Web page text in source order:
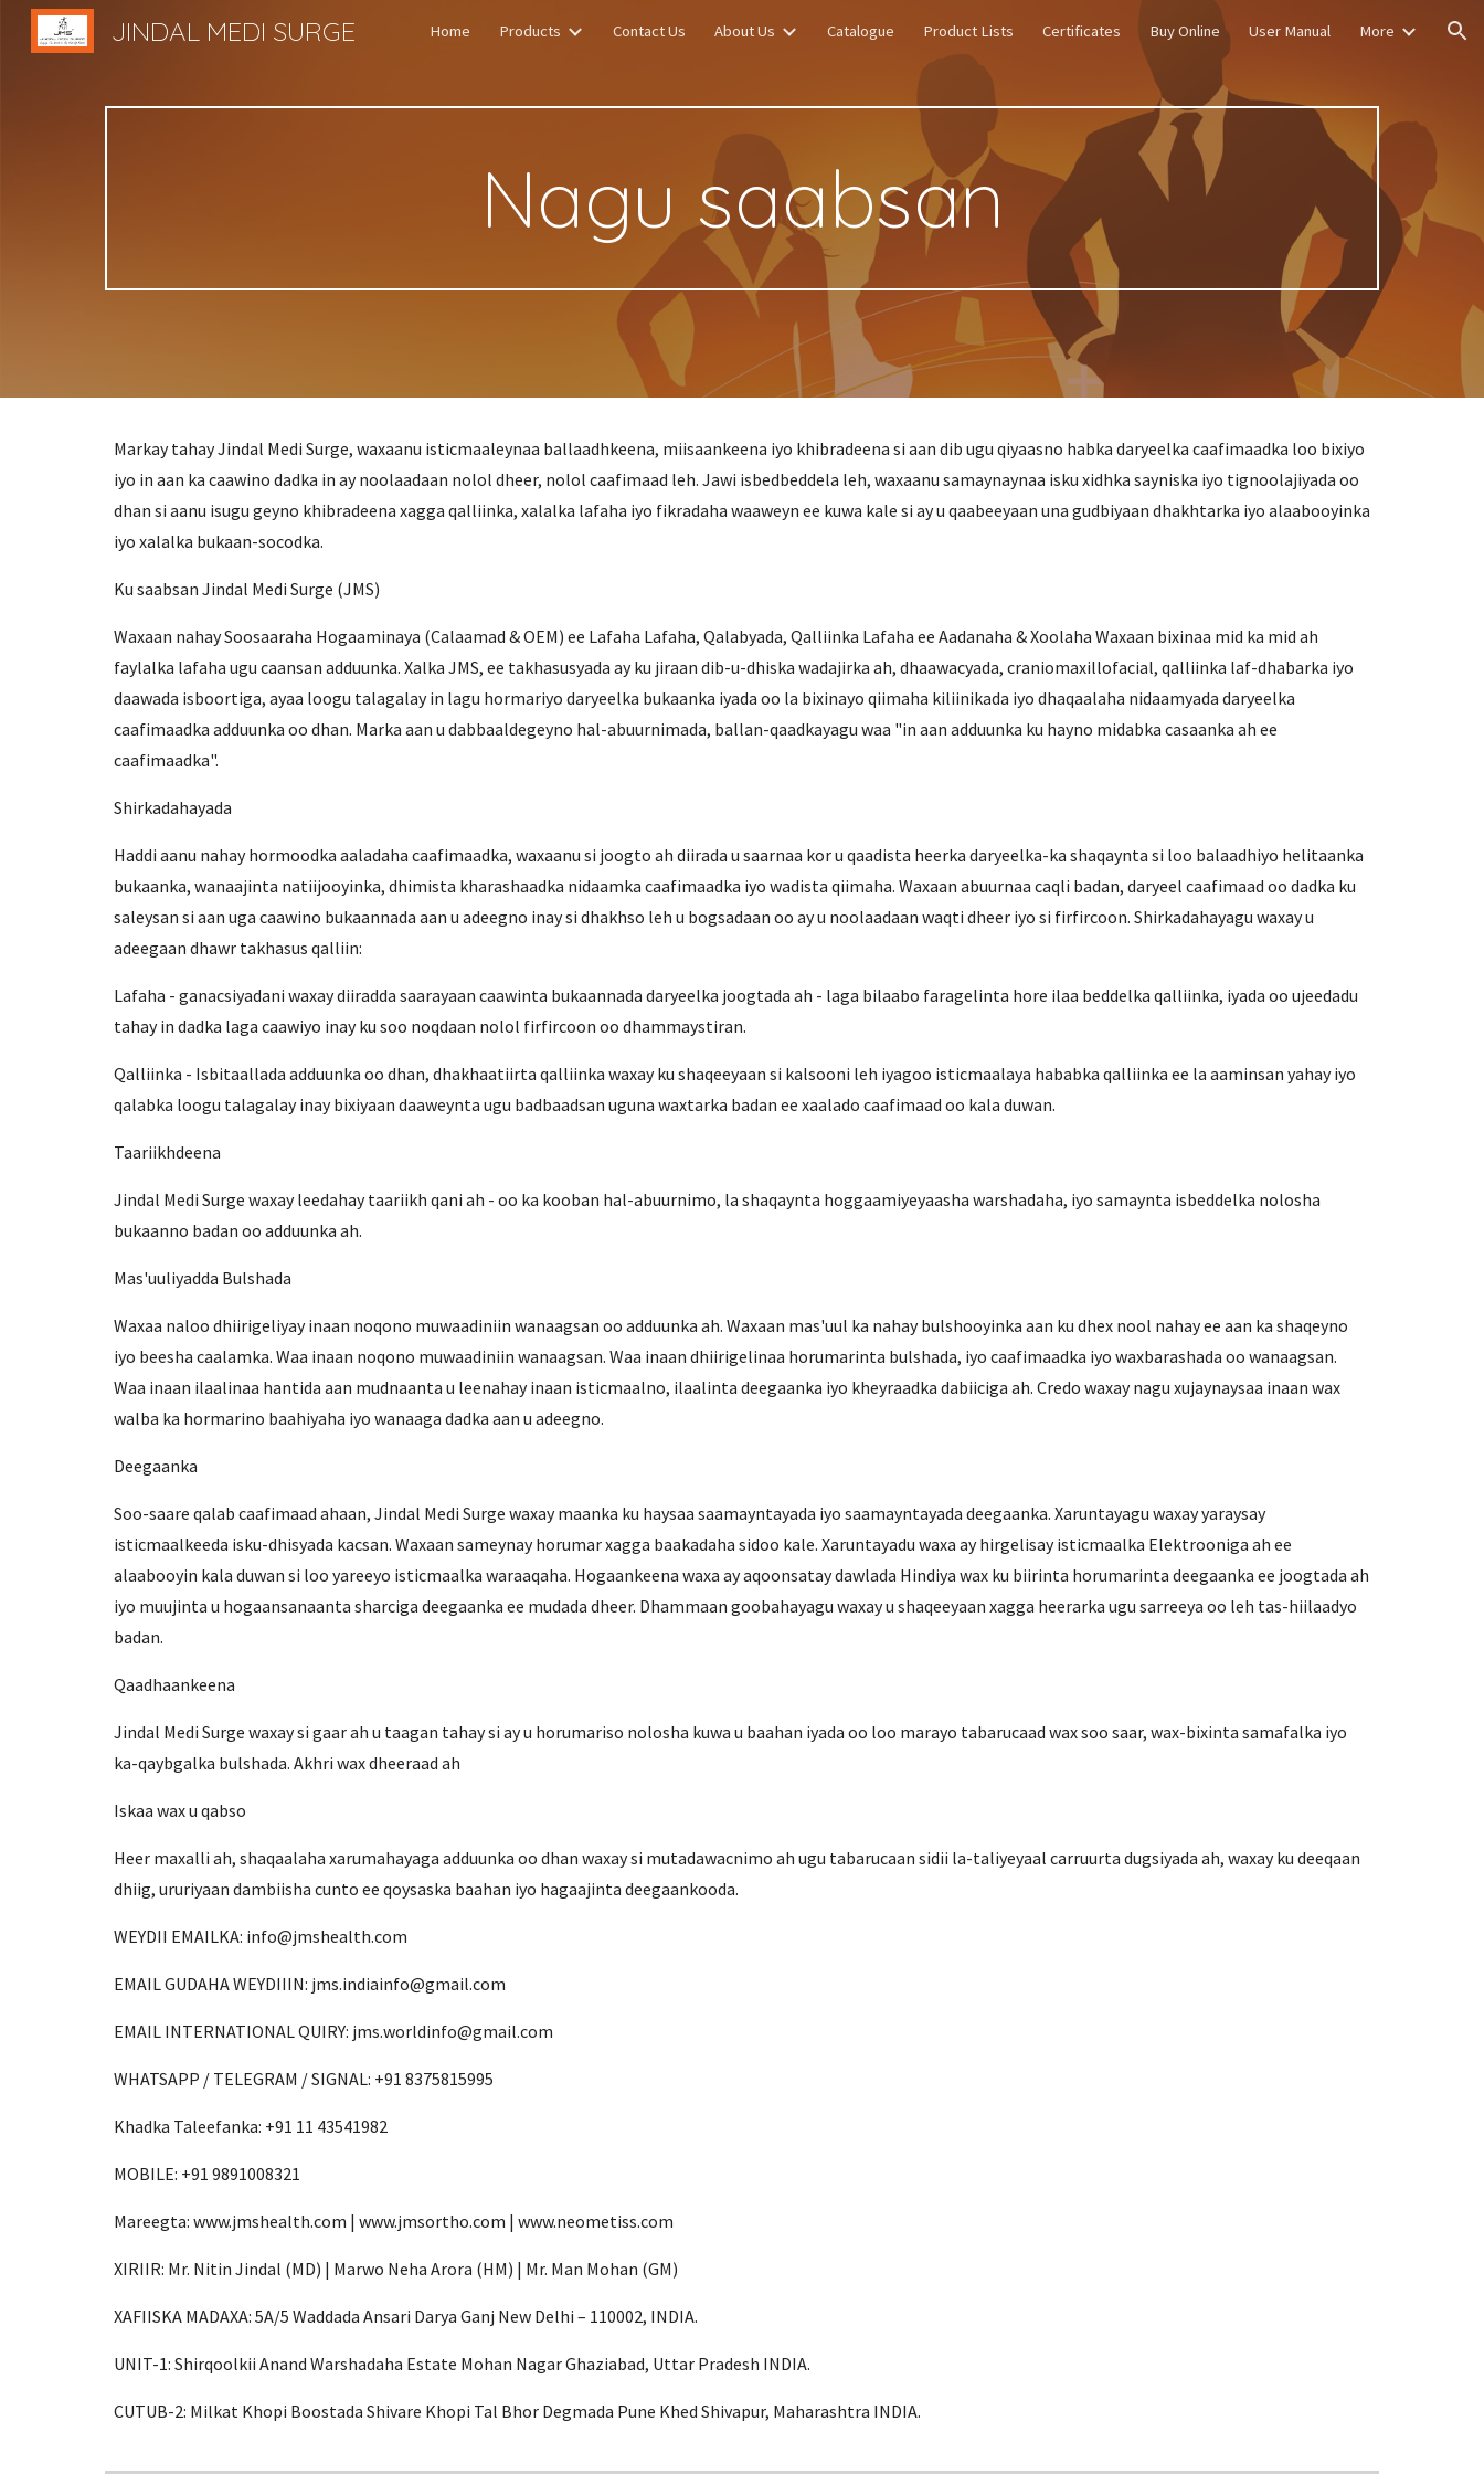
Skip to main content Skip to navigation
JINDAL MEDI SURGE Home Products Contact Us About Us Catalogue Product Lists Certificates Buy Online User Manual More
Nagu saabsan
Markay tahay Jindal Medi Surge, waxaanu isticmaaleynaa ballaadhkeena, miisaankeena iyo khibradeena si aan dib ugu qiyaasno habka daryeelka caafimaadka loo bixiyo
iyo in aan ka caawino dadka in ay noolaadaan nolol dheer, nolol caafimaad leh. Jawi isbedbeddela leh, waxaanu samaynaynaa isku xidhka sayniska iyo tignoolajiyada oo
dhan si aanu isugu geyno khibradeena xagga qalliinka, xalalka lafaha iyo fikradaha waaweyn ee kuwa kale si ay u qaabeeyaan una gudbiyaan dhakhtarka iyo alaabooyinka
iyo xalalka bukaan-socodka.
Ku saabsan Jindal Medi Surge (JMS)
Waxaan nahay Soosaaraha Hogaaminaya (Calaamad & OEM) ee Lafaha Lafaha, Qalabyada, Qalliinka Lafaha ee Aadanaha & Xoolaha Waxaan bixinaa mid ka mid ah
faylalka lafaha ugu caansan adduunka. Xalka JMS, ee takhasusyada ay ku jiraan dib-u-dhiska wadajirka ah, dhaawacyada, craniomaxillofacial, qalliinka laf-dhabarka iyo
daawada isboortiga, ayaa loogu talagalay in lagu hormariyo daryeelka bukaanka iyada oo la bixinayo qiimaha kiliinikada iyo dhaqaalaha nidaamyada daryeelka
caafimaadka adduunka oo dhan. Marka aan u dabbaaldegeyno hal-abuurnimada, ballan-qaadkayagu waa "in aan adduunka ku hayno midabka casaanka ah ee
caafimaadka".
Shirkadahayada
Haddi aanu nahay hormoodka aaladaha caafimaadka, waxaanu si joogto ah diirada u saarnaa kor u qaadista heerka daryeelka-ka shaqaynta si loo balaadhiyo helitaanka
bukaanka, wanaajinta natiijooyinka, dhimista kharashaadka nidaamka caafimaadka iyo wadista qiimaha. Waxaan abuurnaa caqli badan, daryeel caafimaad oo dadka ku
saleysan si aan uga caawino bukaannada aan u adeegno inay si dhakhso leh u bogsadaan oo ay u noolaadaan waqti dheer iyo si firfircoon. Shirkadahayagu waxay u
adeegaan dhawr takhasus qalliin:
Lafaha - ganacsiyadani waxay diiradda saarayaan caawinta bukaannada daryeelka joogtada ah - laga bilaabo faragelinta hore ilaa beddelka qalliinka, iyada oo ujeedadu
tahay in dadka laga caawiyo inay ku soo noqdaan nolol firfircoon oo dhammaystiran.
Qalliinka - Isbitaallada adduunka oo dhan, dhakhaatiirta qalliinka waxay ku shaqeeyaan si kalsooni leh iyagoo isticmaalaya hababka qalliinka ee la aaminsan yahay iyo
qalabka loogu talagalay inay bixiyaan daaweynta ugu badbaadsan uguna waxtarka badan ee xaalado caafimaad oo kala duwan.
Taariikhdeena
Jindal Medi Surge waxay leedahay taariikh qani ah - oo ka kooban hal-abuurnimo, la shaqaynta hoggaamiyeyaasha warshadaha, iyo samaynta isbeddelka nolosha
bukaanno badan oo adduunka ah.
Mas'uuliyadda Bulshada
Waxaa naloo dhiirigeliyay inaan noqono muwaadiniin wanaagsan oo adduunka ah. Waxaan mas'uul ka nahay bulshooyinka aan ku dhex nool nahay ee aan ka shaqeyno
iyo beesha caalamka. Waa inaan noqono muwaadiniin wanaagsan. Waa inaan dhiirigelinaa horumarinta bulshada, iyo caafimaadka iyo waxbarashada oo wanaagsan.
Waa inaan ilaalinaa hantida aan mudnaanta u leenahay inaan isticmaalno, ilaalinta deegaanka iyo kheyraadka dabiiciga ah. Credo waxay nagu xujaynaysaa inaan wax
walba ka hormarino baahiyaha iyo wanaaga dadka aan u adeegno.
Deegaanka
Soo-saare qalab caafimaad ahaan, Jindal Medi Surge waxay maanka ku haysaa saamayntayada iyo saamayntayada deegaanka. Xaruntayagu waxay yaraysay
isticmaalkeeda isku-dhisyada kacsan. Waxaan sameynay horumar xagga baakadaha sidoo kale. Xaruntayadu waxa ay hirgelisay isticmaalka Elektrooniga ah ee
alaabooyin kala duwan si loo yareeyo isticmaalka waraaqaha. Hogaankeena waxa ay aqoonsatay dawlada Hindiya wax ku biirinta horumarinta deegaanka ee joogtada ah
iyo muujinta u hogaansanaanta sharciga deegaanka ee mudada dheer. Dhammaan goobahayagu waxay u shaqeeyaan xagga heerarka ugu sarreeya oo leh tas-hiilaadyo
badan.
Qaadhaankeena
Jindal Medi Surge waxay si gaar ah u taagan tahay si ay u horumariso nolosha kuwa u baahan iyada oo loo marayo tabarucaad wax soo saar, wax-bixinta samafalka iyo
ka-qaybgalka bulshada. Akhri wax dheeraad ah
Iskaa wax u qabso
Heer maxalli ah, shaqaalaha xarumahayaga adduunka oo dhan waxay si mutadawacnimo ah ugu tabarucaan sidii la-taliyeyaal carruurta dugsiyada ah, waxay ku deeqaan
dhiig, ururiyaan dambiisha cunto ee qoysaska baahan iyo hagaajinta deegaankooda.
WEYDII EMAILKA: info@jmshealth.com
EMAIL GUDAHA WEYDIIIN: jms.indiainfo@gmail.com
EMAIL INTERNATIONAL QUIRY: jms.worldinfo@gmail.com
WHATSAPP / TELEGRAM / SIGNAL: +91 8375815995
Khadka Taleefanka: +91 11 43541982
MOBILE: +91 9891008321
Mareegta: www.jmshealth.com | www.jmsortho.com | www.neometiss.com
XIRIIR: Mr. Nitin Jindal (MD) | Marwo Neha Arora (HM) | Mr. Man Mohan (GM)
XAFIISKA MADAXA: 5A/5 Waddada Ansari Darya Ganj New Delhi – 110002, INDIA.
UNIT-1: Shirqoolkii Anand Warshadaha Estate Mohan Nagar Ghaziabad, Uttar Pradesh INDIA.
CUTUB-2: Milkat Khopi Boostada Shivare Khopi Tal Bhor Degmada Pune Khed Shivapur, Maharashtra INDIA.